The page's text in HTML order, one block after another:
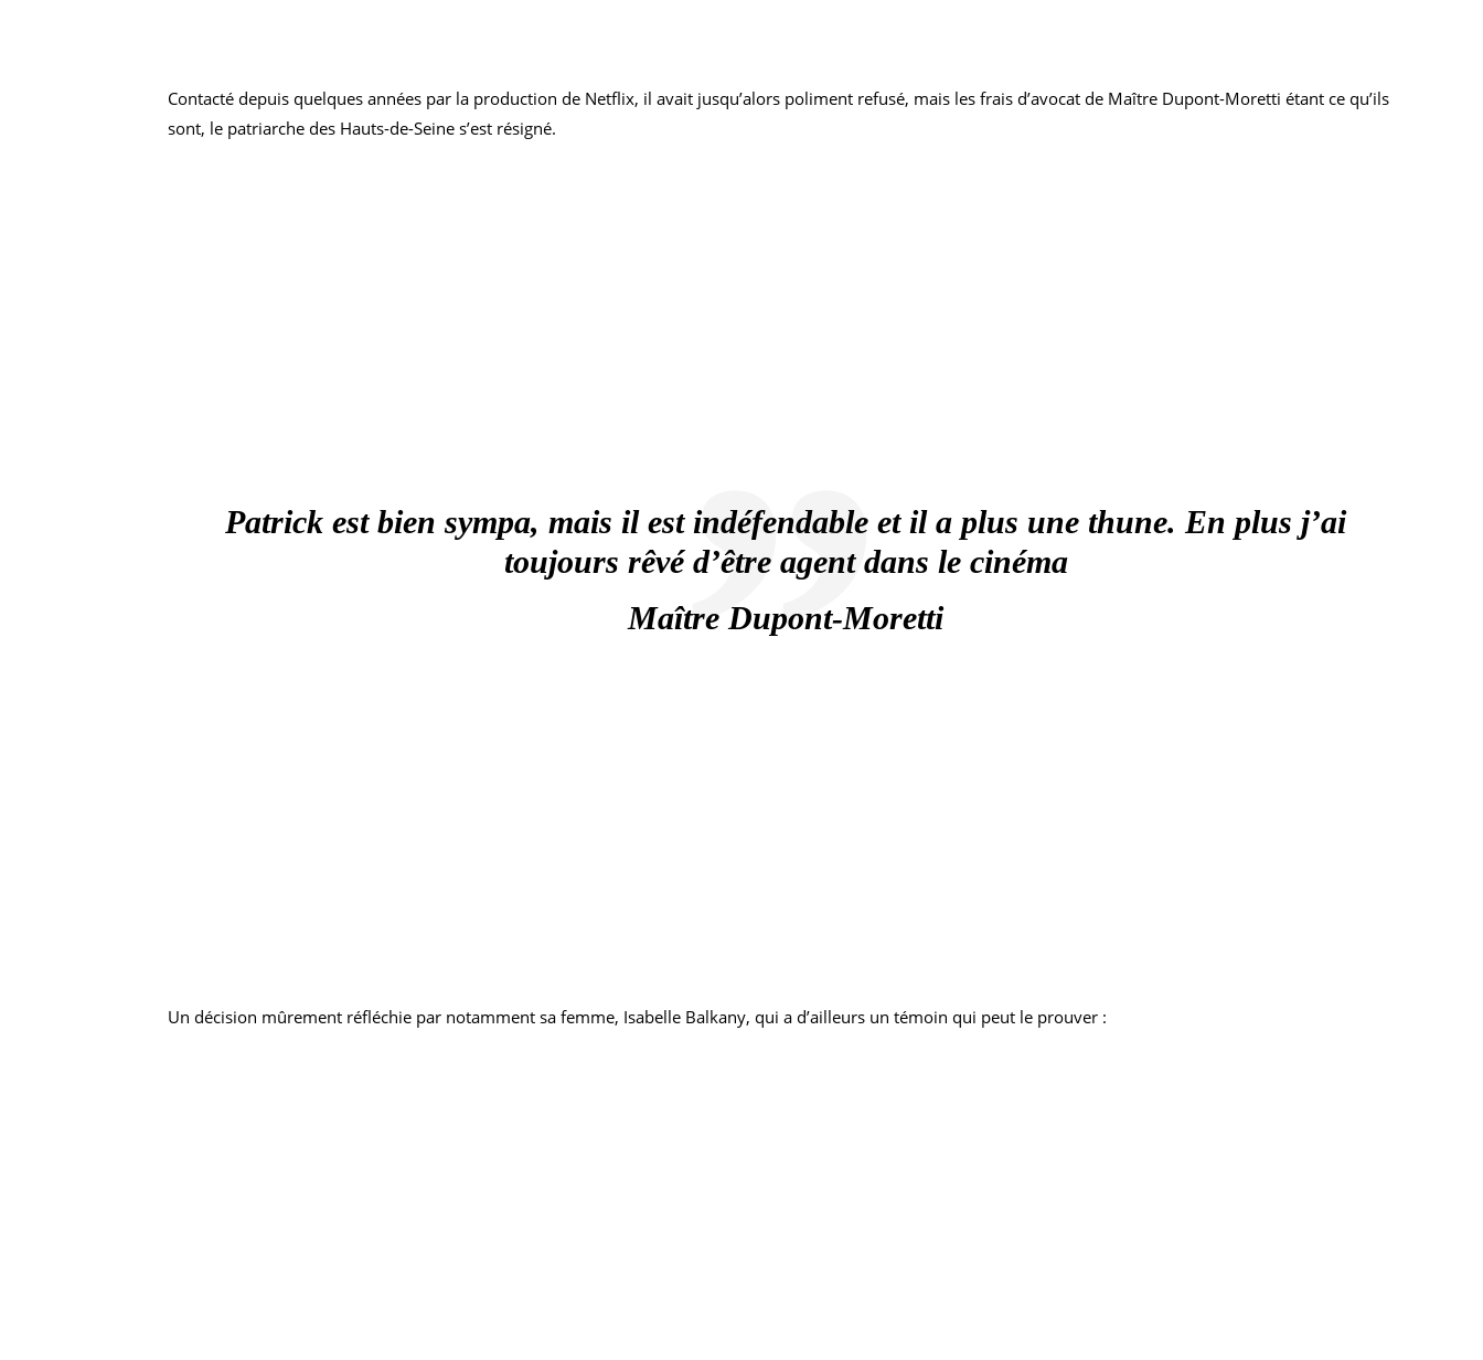
Contacté depuis quelques années par la production de Netflix, il avait jusqu’alors poliment refusé, mais les frais d’avocat de Maître Dupont-Moretti étant ce qu’ils
sont, le patriarche des Hauts-de-Seine s’est résigné.
Patrick est bien sympa, mais il est indéfendable et il a plus une thune. En plus j’ai
toujours rêvé d’être agent dans le cinéma
Maître Dupont-Moretti
Un décision mûrement réfléchie par notamment sa femme, Isabelle Balkany, qui a d’ailleurs un témoin qui peut le prouver :